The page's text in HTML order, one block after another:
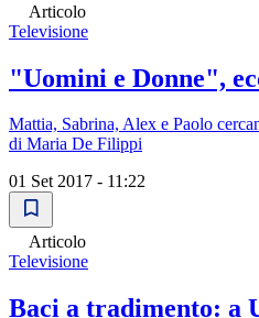
Articolo
Televisione
"Uomini e Donne",
Mattia, Sabrina, Alex e Paolo
di Maria De Filippi
01 Set 2017 - 11:22
Articolo
Televisione
Baci a tradimento: a